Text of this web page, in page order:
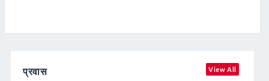
प्रवास View All